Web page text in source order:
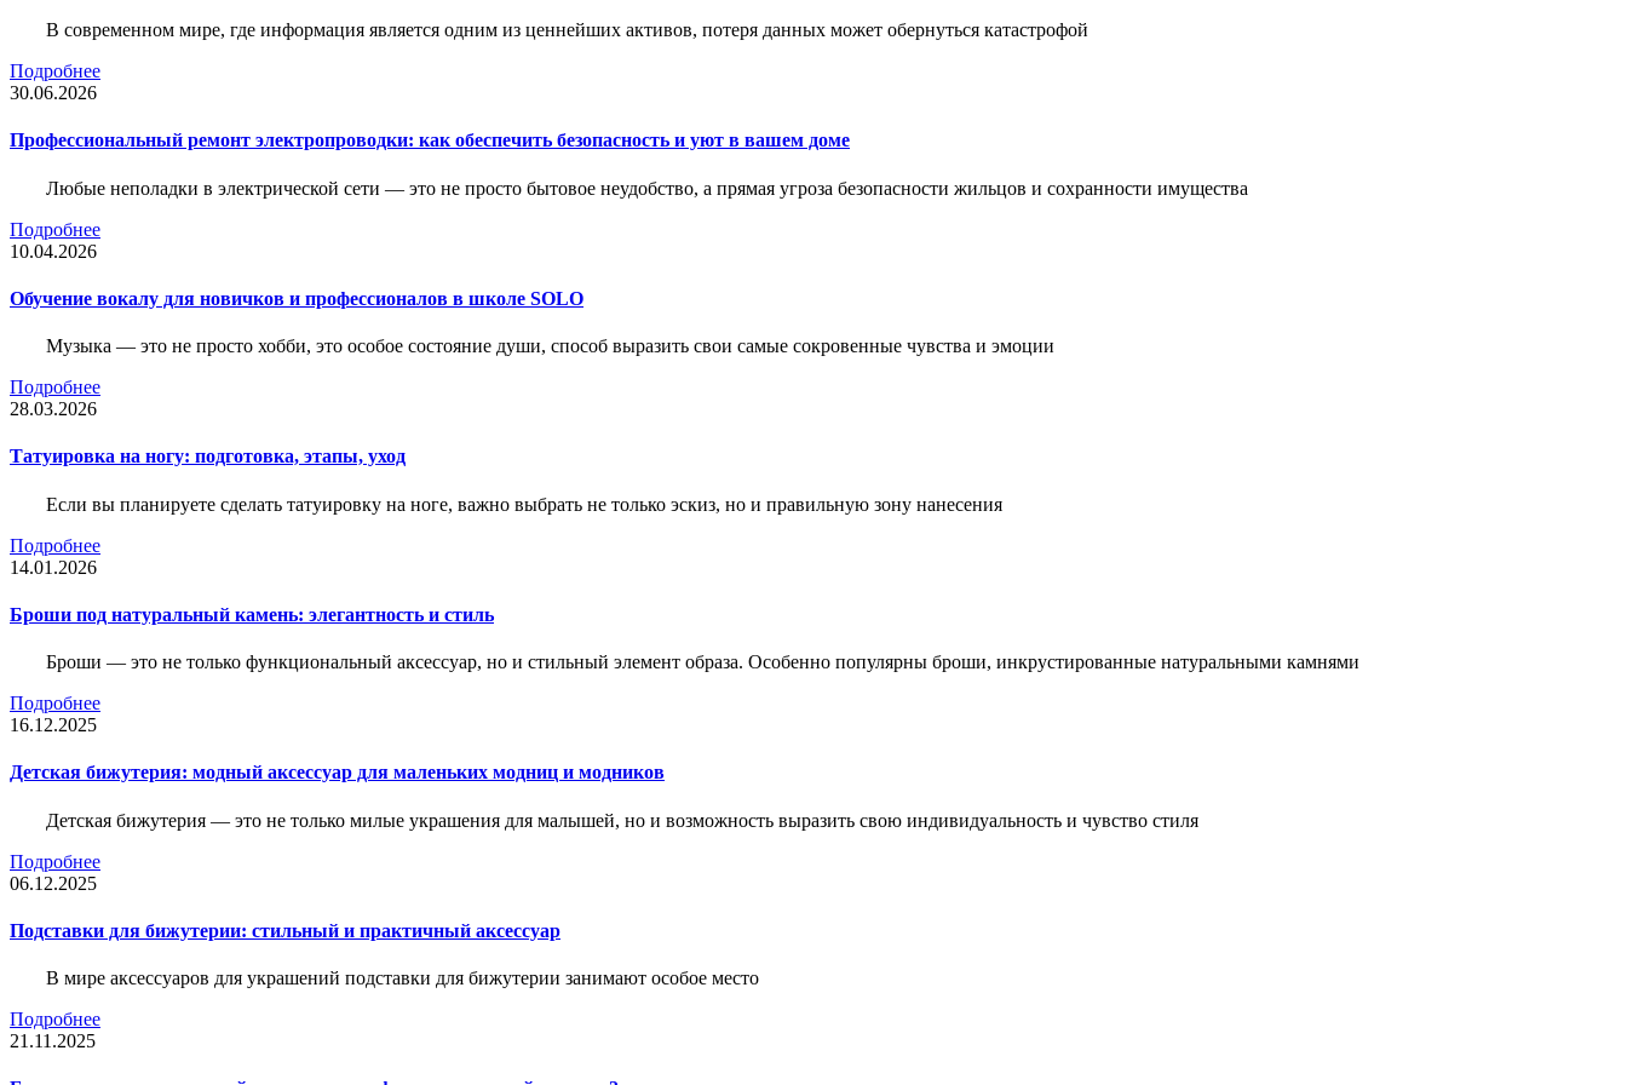
В современном мире, где информация является одним из ценнейших активов, потеря данных может обернуться катастрофой
Подробнее
30.06.2026
Профессиональный ремонт электропроводки: как обеспечить безопасность и уют в вашем доме
Любые неполадки в электрической сети — это не просто бытовое неудобство, а прямая угроза безопасности жильцов и сохранности имущества
Подробнее
10.04.2026
Обучение вокалу для новичков и профессионалов в школе SOLO
Музыка — это не просто хобби, это особое состояние души, способ выразить свои самые сокровенные чувства и эмоции
Подробнее
28.03.2026
Татуировка на ногу: подготовка, этапы, уход
Если вы планируете сделать татуировку на ноге, важно выбрать не только эскиз, но и правильную зону нанесения
Подробнее
14.01.2026
Броши под натуральный камень: элегантность и стиль
Броши — это не только функциональный аксессуар, но и стильный элемент образа. Особенно популярны броши, инкрустированные натуральными камнями
Подробнее
16.12.2025
Детская бижутерия: модный аксессуар для маленьких модниц и модников
Детская бижутерия — это не только милые украшения для малышей, но и возможность выразить свою индивидуальность и чувство стиля
Подробнее
06.12.2025
Подставки для бижутерии: стильный и практичный аксессуар
В мире аксессуаров для украшений подставки для бижутерии занимают особое место
Подробнее
21.11.2025